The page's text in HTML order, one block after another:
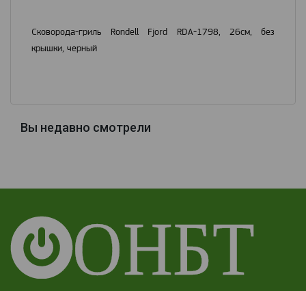
Сковорода-гриль Rondell Fjord RDA-1798, 26см, без
крышки, черный
Вы недавно смотрели